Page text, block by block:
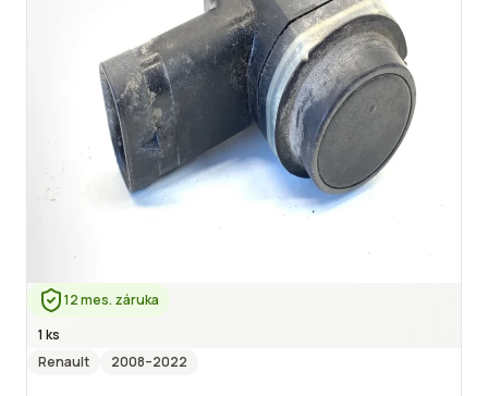
12 mes. záruka
1 ks
Renault
2008–2022